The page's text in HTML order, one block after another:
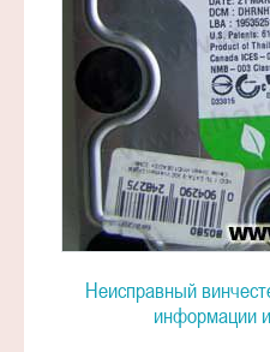
Неисправный
информации